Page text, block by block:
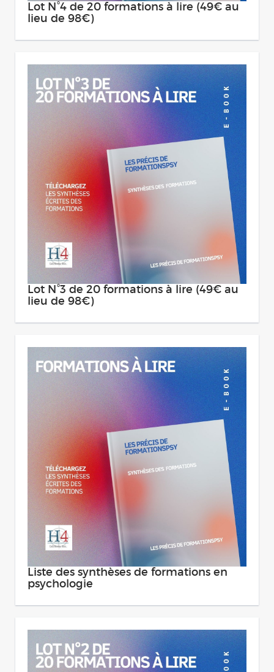
Lot N°4 de 20 formations à lire (49€ au
lieu de 98€)
Lot N°3 de 20 formations à lire (49€ au
lieu de 98€)
Liste des synthèses de formations en
psychologie